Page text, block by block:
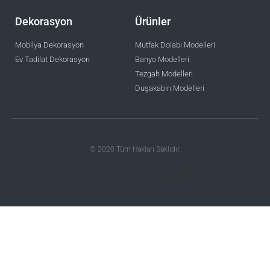
Dekorasyon
Mobilya Dekorasyon
Ev Tadilat Dekorasyon
Ürünler
Mutfak Dolabı Modelleri
Banyo Modelleri
Tezgah Modelleri
Duşakabin Modelleri
© 2020 Tüm Hakları Saklıdır.